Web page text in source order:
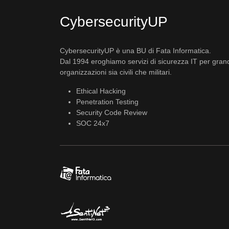
CybersecurityUP
CybersecurityUP è una BU di Fata Informatica.
Dal 1994 eroghiamo servizi di sicurezza IT per
organizzazioni sia civili che militari.
Ethical Hacking
Penetration Testing
Security Code Review
SOC 24x7